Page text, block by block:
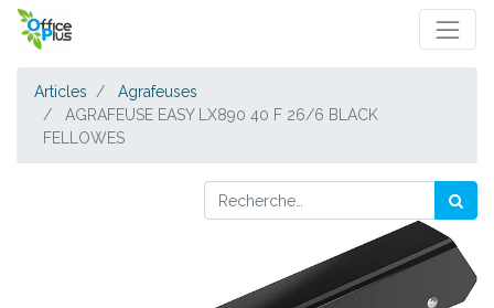
Articles
Agrafeuses
AGRAFEUSE EASY LX890 40 F 26/6 BLACK
FELLOWES